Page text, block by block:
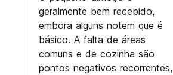
geralmente bem recebido,
embora alguns notem que é
básico. A falta de áreas
comuns e de cozinha são
pontos negativos recorrentes,